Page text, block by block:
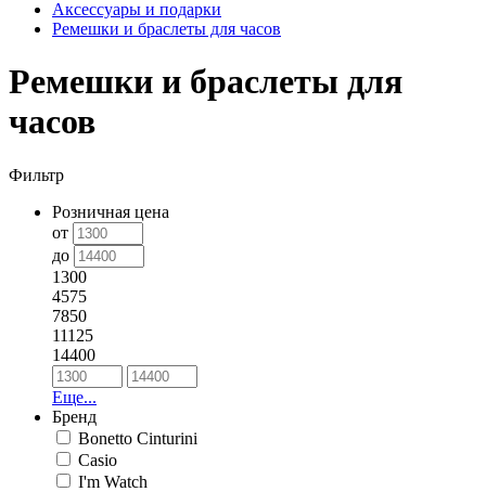
Аксессуары и подарки
Ремешки и браслеты для часов
Ремешки и браслеты для
часов
Фильтр
Розничная цена
от
до
1300
4575
7850
11125
14400
Еще...
Бренд
Bonetto Cinturini
Casio
I'm Watch